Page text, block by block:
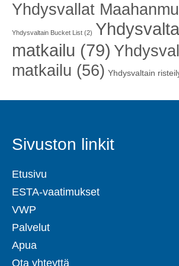
Yhdysvallat
Yhdysvaltain Bucket List (2)
matkailu (79)
matkailu (56) Yhdysvaltain
Sivuston linkit
Etusivu
ESTA-vaatimukset
VWP
Palvelut
Apua
Ota yhteyttä